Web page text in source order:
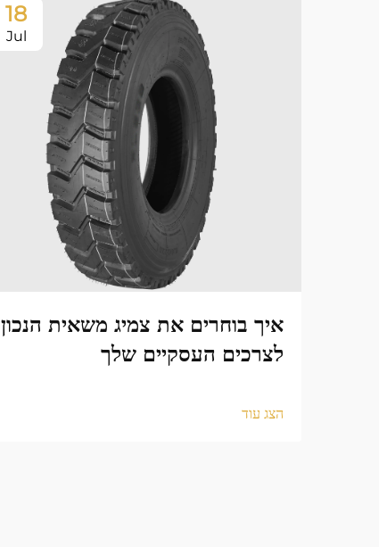
18
Jul
איך בוחרים את צמיג משאית הנכון
לצרכים העסקיים שלך
הצג עוד